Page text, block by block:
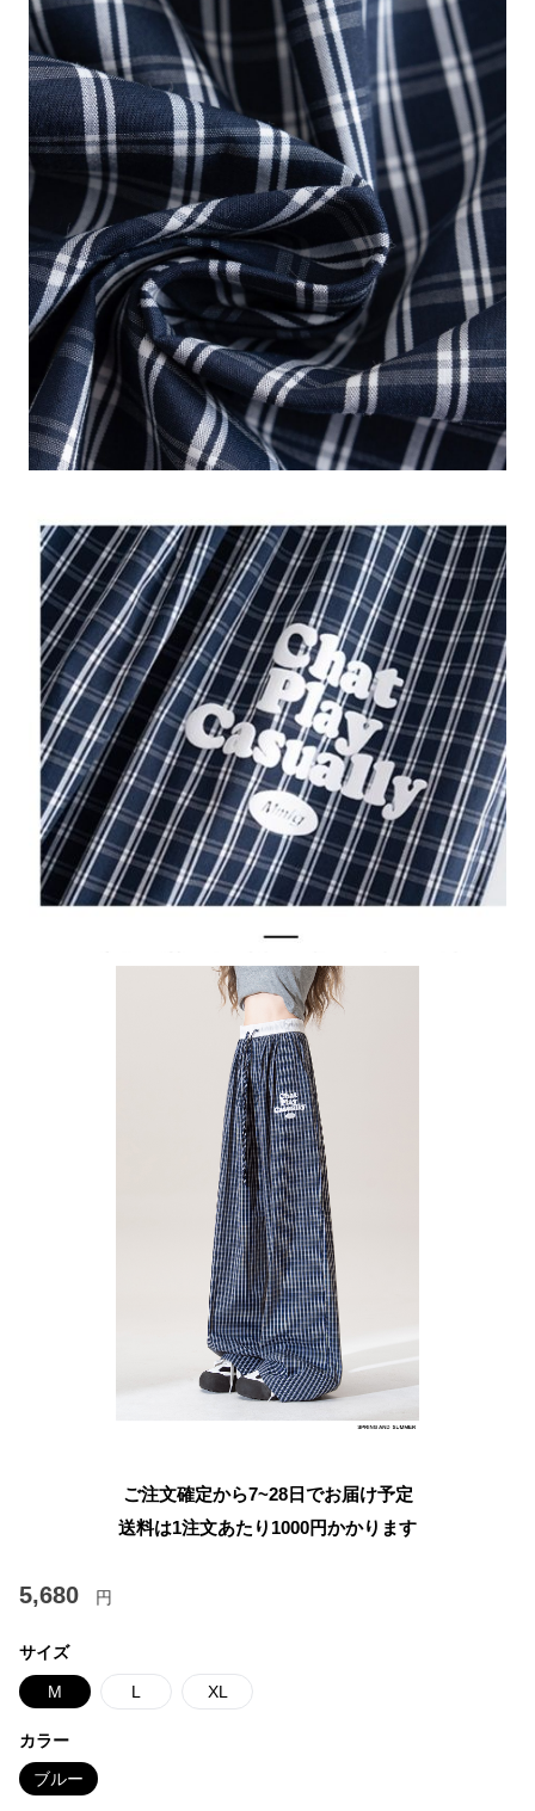
ご注文確定から7~28日でお届け予定
送料は1注文あたり 1000円かかります
5,680 円
サイズ
M L XL
カラー
ブルー